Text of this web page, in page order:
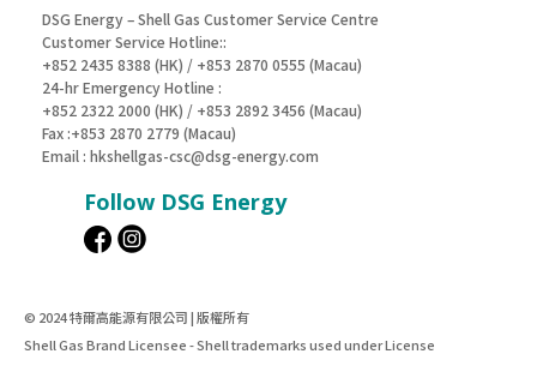
DSG Energy – Shell Gas Customer Service Centre
Customer Service Hotline::
+852 2435 8388 (HK) / +853 2870 0555 (Macau)
24-hr Emergency Hotline :
+852 2322 2000 (HK) / +853 2892 3456 (Macau)
Fax :+853 2870 2779 (Macau)
Email : hkshellgas-csc@dsg-energy.com
Follow DSG Energy
© 2024 特爾高能源有限公司 | 版權所有
Shell Gas Brand Licensee - Shell trademarks used under License